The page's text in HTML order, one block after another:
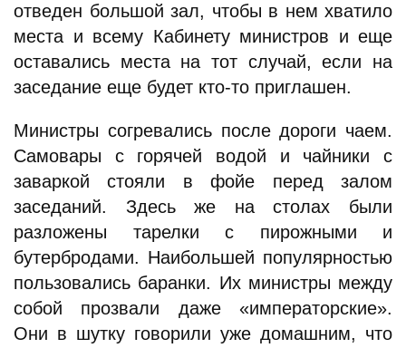
отведен большой зал, чтобы в нем хватило
места и всему Кабинету министров и еще
оставались места на тот случай, если на
заседание еще будет кто-то приглашен.
Министры согревались после дороги чаем.
Самовары с горячей водой и чайники с
заваркой стояли в фойе перед залом
заседаний. Здесь же на столах были
разложены тарелки с пирожными и
бутербродами. Наибольшей популярностью
пользовались баранки. Их министры между
собой прозвали даже «императорские».
Они в шутку говорили уже домашним, что